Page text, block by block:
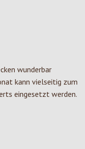
wunderbar
kann vielseitig zum
eingesetzt werden.